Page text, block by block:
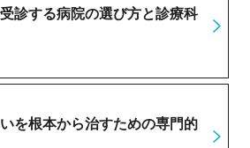
診する病院の選び方と診療科
を根本から治すための専門的